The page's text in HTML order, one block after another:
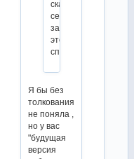
скажешь
себе
за
это
спасибо
Я бы без
толкования
не поняла ,
но у вас
"будущая
версия